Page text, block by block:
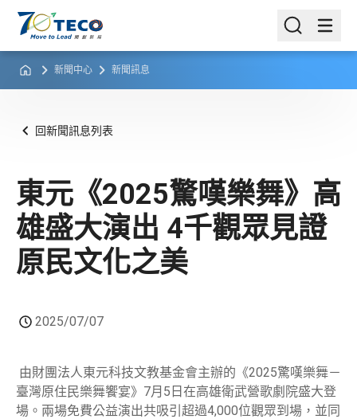
新聞中心 新聞訊息
回新聞訊息列表
東元《2025驚嘆樂舞》高
雄盛大演出 4千觀眾見證
原民文化之美
2025/07/07
由財團法人東元科技文教基金會主辦的《2025驚嘆樂舞－
臺灣原住民樂舞饗宴》7月5日在高雄衛武營歌劇院盛大登
場。兩場免費公益演出共吸引超過4,000位觀眾到場，並同